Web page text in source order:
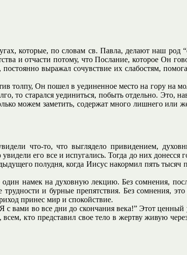
которые, по словам св. Павла, делают наш род
и отчасти потому, что Послание, которое Он
выражал сочувствие их слабостям,
толпу, Он пошел в уединенное место на гору на
то старался уединиться, побыть отдельно. Это,
можем заметить, содержат много лишнего или
что-то, что выглядело привидением,
его все и испугались. Тогда до них донесся
полудня, когда Иисус накормил пять тысяч
намек на духовную лекцию. Без сомнения,
и бурные препятствия. Без сомнения,
принес мир и спокойствие.
вами во все дни до скончания века!” Этот
кто представил свое тело в жертву живую